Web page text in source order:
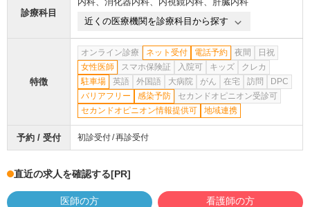
診療科目
近くの医療機関を診療科目から探す
特徴
オンライン診療 ネット受付 電話予約 夜間
日祝
女性医師
スマホ保険証 入院可 キッズ
クレカ
駐車場
英語 外国語 大病院 がん 在宅 訪問
DPC
バリアフリー
感染予防
セカンドオピニオン受診可
セカンドオピニオン情報提供可
地域連携
予約 / 受付 初診受付 再診受付
直近の求人を確認する[PR]
医師の方 看護師の方